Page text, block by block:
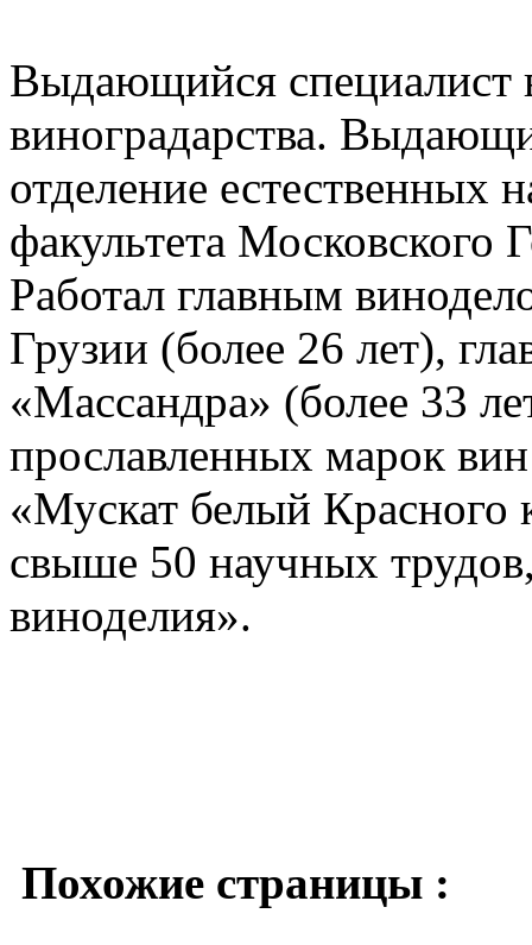
Выдающийся специалист
виноградарства.
отделение естественных
факультета Московского
Работал главным
Грузии (более 26 лет),
«Массандра» (более 33
прославленных марок
«Мускат белый Красного
свыше 50 научных
виноделия».
Похожие страницы :